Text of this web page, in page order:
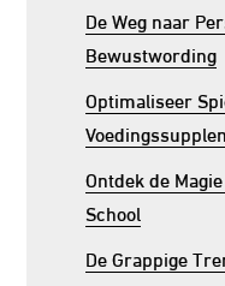
De Weg naar
Bewustwording
Optimaliseer
Ontdek de
School
De Grappige